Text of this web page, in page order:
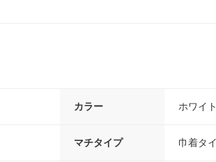
カラー ホワイト
マチタイプ 巾着タ